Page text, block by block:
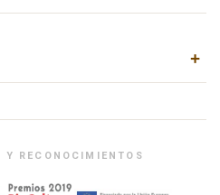
+
Y RECONOCIMIENTOS